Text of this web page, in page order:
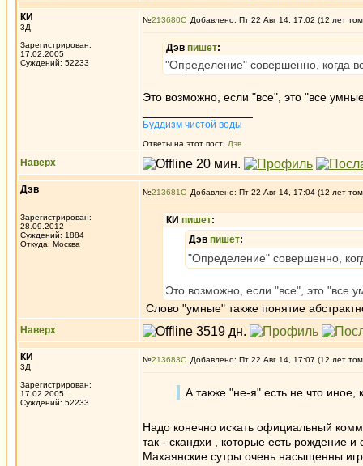
КИ
3Д
Зарегистрирован:
17.02.2005
Суждений: 52233
№213680 Добавлено: Пт 22 Авг 14, 17:02 (12 лет
Дэв пишет:
"Определение" совершенно, когда
Это возможно, если "все", это "все
Буддизм чистой воды
Ответы на этот пост: Дэв
Наверх
Дэв
Зарегистрирован:
28.09.2012
Суждений: 1884
Откуда: Москва
№213681 Добавлено: Пт 22 Авг 14, 17:04 (12 лет
КИ пишет:
Дэв пишет:
"Определение" совершенно,
Это возможно, если "все", это "все
Слово "умные" также понятие
Наверх
КИ
3Д
Зарегистрирован:
17.02.2005
Суждений: 52233
№213683 Добавлено: Пт 22 Авг 14, 17:07 (12 лет
А также "не-я" есть не что иное,
Надо конечно искать официальный
так - скандхи , которые есть рождение
Махаянские сутры очень насыщенны